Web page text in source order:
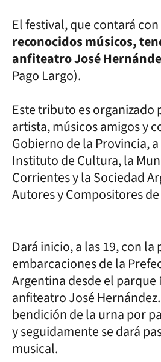
El festival, que contará
reconocidos músicos,
anfiteatro José
Pago Largo).
Este tributo es organizado
artista, músicos amigos y
Gobierno de la Provincia,
Instituto de Cultura, la
Corrientes y la Sociedad
Autores y Compositores
Dará inicio, a las 19, con
embarcaciones de la
Argentina desde el parque
anfiteatro José
bendición de la urna por
y seguidamente se dará
musical.